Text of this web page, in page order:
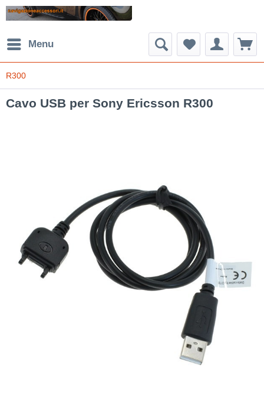
Menu
R300
Cavo USB per Sony Ericsson R300